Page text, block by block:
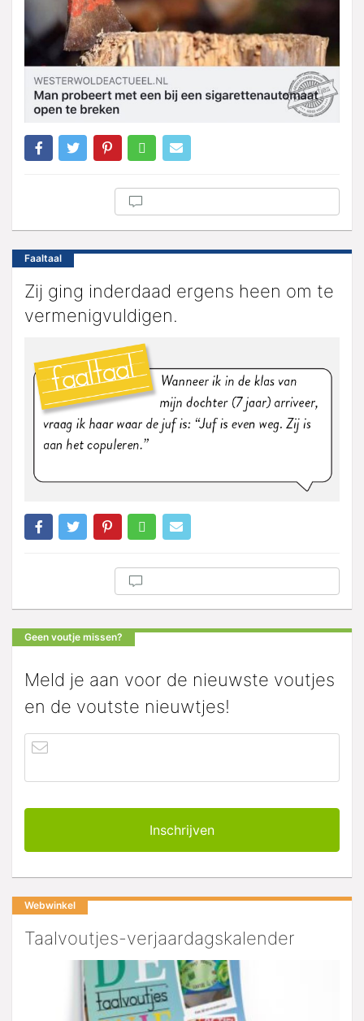
Faaltaal
Zij ging inderdaad ergens heen om te
vermenigvuldigen.
Geen voutje missen?
Meld je aan voor de nieuwste voutjes
en de voutste nieuwtjes!
Webwinkel
Taalvoutjes-verjaardagskalender